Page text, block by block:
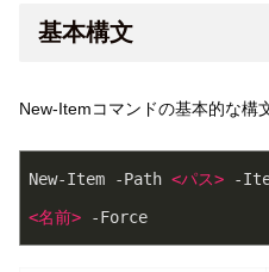
基本構文
New-Itemコマンドの基本的な構
New-Item -Path <パス> -
<名前> -Force